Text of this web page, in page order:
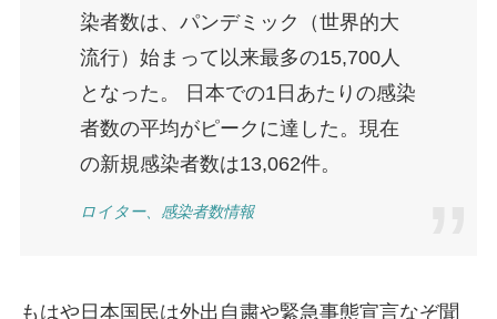
染者数は、パンデミック（世界的大
流行）始まって以来最多の15,700人
となった。 日本での1日あたりの感染
者数の平均がピークに達した。現在
の新規感染者数は13,062件。
ロイター、感染者数情報
もはや日本国民は外出自粛や緊急事態宣言なぞ聞